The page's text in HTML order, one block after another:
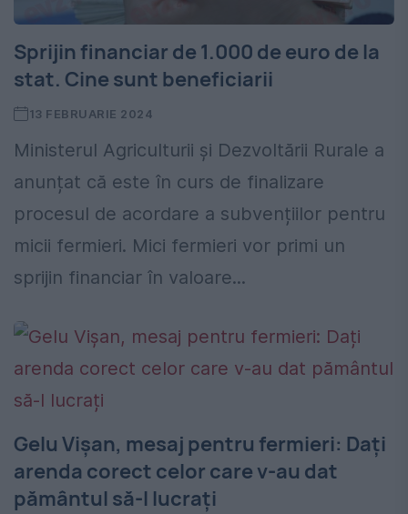
Sprijin financiar de 1.000 de euro de la
stat. Cine sunt beneficiarii
13 FEBRUARIE 2024
Ministerul Agriculturii și Dezvoltării Rurale a
anunțat că este în curs de finalizare
procesul de acordare a subvențiilor pentru
micii fermieri. Mici fermieri vor primi un
sprijin financiar în valoare...
Gelu Vişan, mesaj pentru fermieri: Dați
arenda corect celor care v-au dat
pământul să-l lucrați